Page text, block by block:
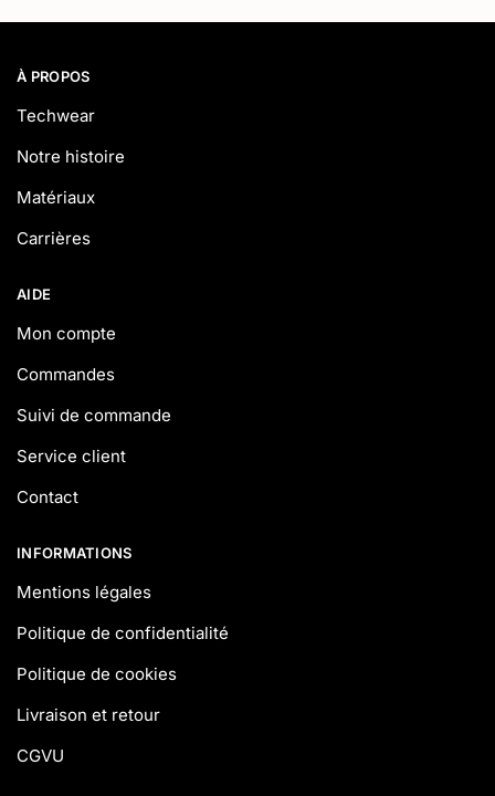
À PROPOS
Techwear
Notre histoire
Matériaux
Carrières
AIDE
Mon compte
Commandes
Suivi de commande
Service client
Contact
INFORMATIONS
Mentions légales
Politique de confidentialité
Politique de cookies
Livraison et retour
CGVU